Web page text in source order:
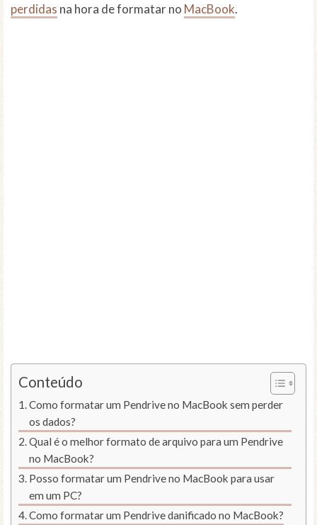
perdidas na hora de formatar no MacBook.
Conteúdo
Como formatar um Pendrive no MacBook sem perder
os dados?
Qual é o melhor formato de arquivo para um Pendrive
no MacBook?
Posso formatar um Pendrive no MacBook para usar
em um PC?
Como formatar um Pendrive danificado no MacBook?